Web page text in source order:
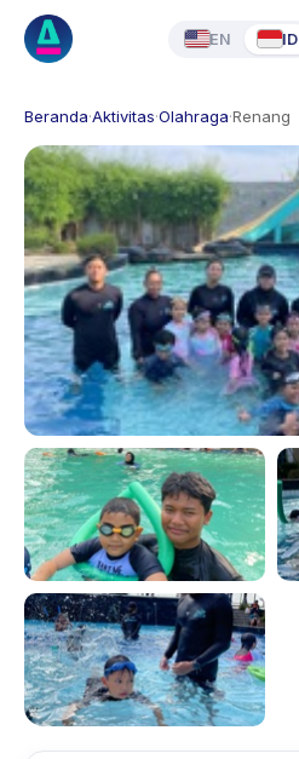
EN ID
Beranda·Aktivitas·Olahraga·Renang